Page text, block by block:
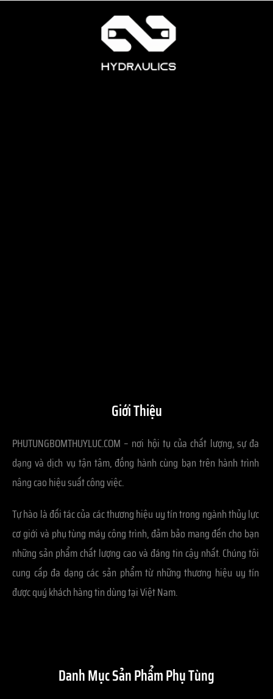
Giới Thiệu
PHUTUNGBOMTHUYLUC.COM – nơi hội tụ của chất lượng, sự đa
dạng và dịch vụ tận tâm, đồng hành cùng bạn trên hành trình
nâng cao hiệu suất công việc.
Tự hào là đối tác của các thương hiệu uy tín trong ngành thủy lực
cơ giới và phụ tùng máy công trình, đảm bảo mang đến cho bạn
những sản phẩm chất lượng cao và đáng tin cậy nhất. Chúng tôi
cung cấp đa dạng các sản phẩm từ những thương hiệu uy tín
được quý khách hàng tin dùng tại Việt Nam.
Danh Mục Sản Phẩm Phụ Tùng